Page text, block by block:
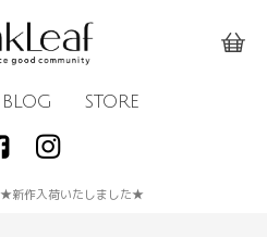
BLOG STORE
★新作入荷いたしました★